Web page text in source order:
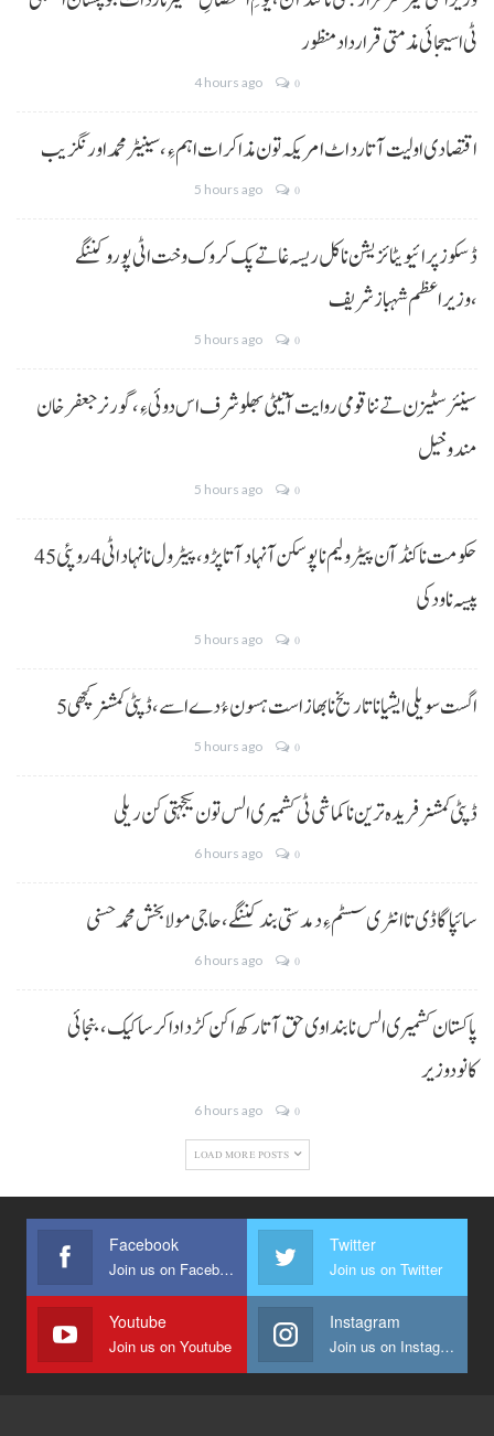
ٹی اسیجائی مذمتی قرارداد منظور
4 hours ago 0
اقتصادی اولیت آتا رد اٹ امریکہ تون مذاکرات اہم ءِ،سینیٹر محمد اورنگزیب
5 hours ago 0
ڈسکوز پرائیویٹائزیشن نا کل ریسہ غاتے پک کروک وخت اٹی پورو کننگے
،وزیراعظم شہباز شریف
5 hours ago 0
سینئر سٹیزن تے ننا قومی روایت آتیٹی بھلو شرف اس دوئی ءِ،گورنر جعفرخان
مندوخیل
5 hours ago 0
حکومت نا کنڈ آن پیٹرولیم نا پوسکن آ نہاد آتا پڑو،پیٹرول نا نہاد اٹی 4 روپئی 45
پیسہ نا ودکی
5 hours ago 0
5 اگست سویلی ایشیا نا تاریخ نا بھاز است ہسون ءُ دے اسے،ڈپٹی کمشنر کچھی
5 hours ago 0
ڈپٹی کمشنر فریدہ ترین نا کماشی ٹی کشمیری الس تون یکجہتی کن ریلی
6 hours ago 0
سائپا گاڈی تا انٹری سسٹم ءِ دمدستی بند کننگے، حاجی مولا بخش محمد حسنی
6 hours ago 0
پاکستان کشمیری الس نا بنداوی حق آتا رکھ اکن کڑد ادا کرسا کیک ،بنجائی
کانودوزیر
6 hours ago 0
LOAD MORE POSTS
Facebook
Join us on Facebook
Twitter
Join us on Twitter
Youtube
Join us on Youtube
Instagram
Join us on Instagram